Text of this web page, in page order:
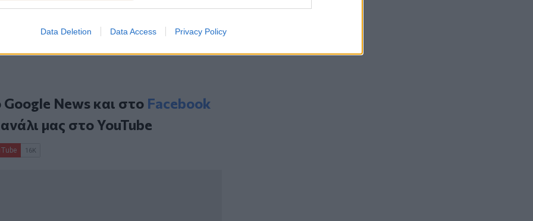
Data Deletion Data Access Privacy Policy
δικαιούχοι
Google Newsκαι στο Facebook
μας στοYouTube
Κόλπος του Άντεν: Πλήγμα των Χούθι σε